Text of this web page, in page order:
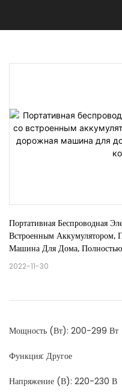
Портативная Беспроводная
Встроенным Аккумулятором,
Машина Для Дома, Полностью
2022-11-30
Мощность (Вт): 200-299 Вт
Функция: Другое
Напряжение (В): 220-230 В